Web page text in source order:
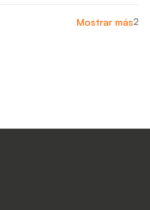
Mostrar más2